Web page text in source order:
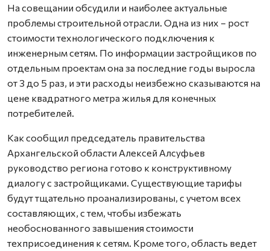
На совещании обсудили и наиболее актуальные
проблемы строительной отрасли. Одна из них – рост
стоимости технологического подключения к
инженерным сетям. По информации застройщиков по
отдельным проектам она за последние годы выросла
от 3 до 5 раз, и эти расходы неизбежно сказываются на
цене квадратного метра жилья для конечных
потребителей.
Как сообщил председатель правительства
Архангельской области Алексей Алсуфьев
руководство региона готово к конструктивному
диалогу с застройщиками. Существующие тарифы
будут тщательно проанализированы, с учетом всех
составляющих, с тем, чтобы избежать
необоснованного завышения стоимости
техприсоединения к сетям. Кроме того, область ведет